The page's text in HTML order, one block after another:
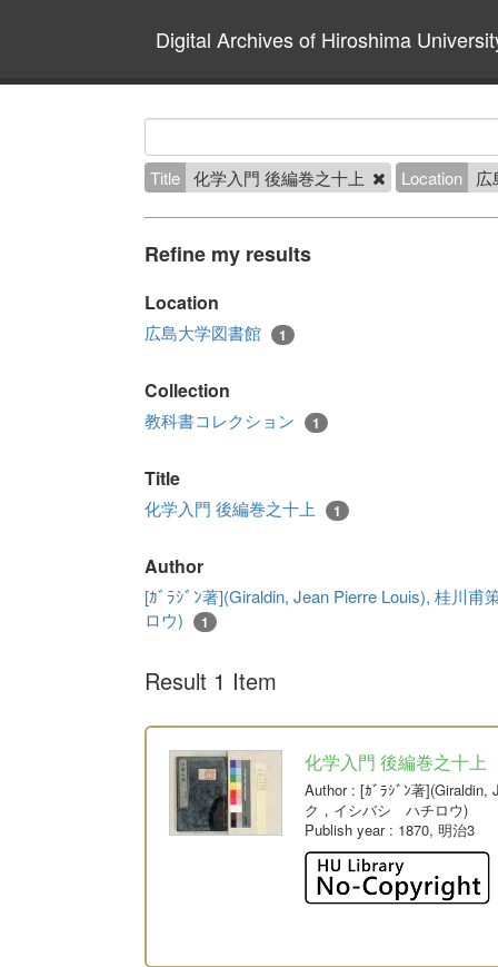
Digital Archives of Hiroshima
Title 化学入門 後編巻之十上 Location
Refine my results
Location
広島大学図書館 1
Collection
教科書コレクション 1
Title
化学入門 後編巻之十上 1
Author
[ｶﾞﾗｼﾞﾝ著](Giraldin, Jean Pierre Louis), 桂川
ロウ)
1
Result 1 Item
化学入門 後編巻之十上
Author: [ｶﾞﾗｼﾞﾝ著](Giraldin,
ク，イシバシ ハチロウ)
Publish year: 1870, 明治3